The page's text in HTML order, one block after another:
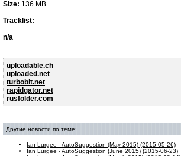
Size: 136 MB
Tracklist:
n/a
uploadable.ch
uploaded.net
turbobit.net
rapidgator.net
rusfolder.com
Другие новости по теме:
Ian Lurgee - AutoSuggestion (May 2015) (2015-05-26)
Ian Lurgee - AutoSuggestion (June 2015) (2015-06-23)